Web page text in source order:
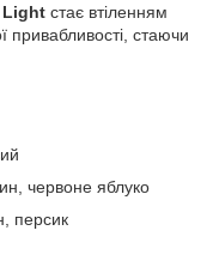
Light стає втіленням
привабливості, стаючи
червоне яблуко
персик